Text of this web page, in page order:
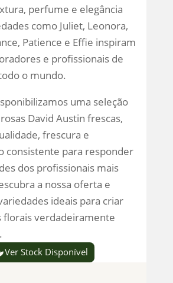
perfume e elegância
como Juliet, Leonora,
Patience e Effie inspiram
e profissionais de
o mundo.
uma seleção
David Austin frescas,
frescura e
consistente para responder
dos profissionais mais
a nossa oferta e
ideais para criar
florais verdadeiramente
Ver Stock Disponível